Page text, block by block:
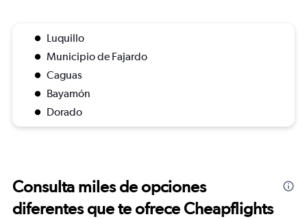
Luquillo
Municipio de Fajardo
Caguas
Bayamón
Dorado
Consulta miles de opciones
diferentes que te ofrece Cheapflights